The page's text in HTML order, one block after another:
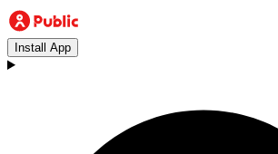
Install App